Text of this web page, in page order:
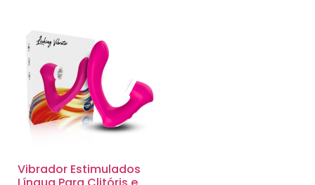
Vibrador Estimulados